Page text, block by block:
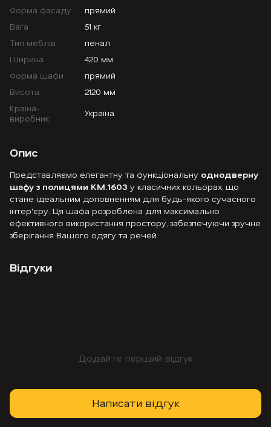
Форма фасаду
прямий
Вага
51 кг
Тип меблів
пенал
Ширина
420 мм
Форма шафи
прямий
Висота
2120 мм
Країна-
виробник
Україна
Опис
Представляємо елегантну та функціональну однодверну
шафу з полицями KM.1603 у класичних кольорах, що
стане ідеальним доповненням для будь-якого сучасного
інтер'єру. Ця шафа розроблена для максимально
ефективного використання простору, забезпечуючи зручне
зберігання Вашого одягу та речей.
Відгуки
Додайте перший відгук
Написати відгук